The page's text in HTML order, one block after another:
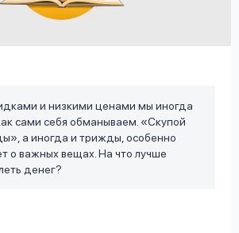
и низкими ценами мы иногда
сами себя обманываем. «Скупой
а иногда и трижды, особенно
о важных вещах. На что лучше
денег?